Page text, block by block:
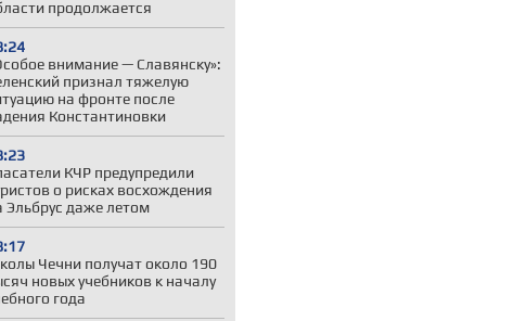
продолжается
внимание — Славянску»:
признал тяжелую
на фронте после
Константиновки
КЧР предупредили
о рисках восхождения
Эльбрус даже летом
Чечни получат около 190
новых учебников к началу
года